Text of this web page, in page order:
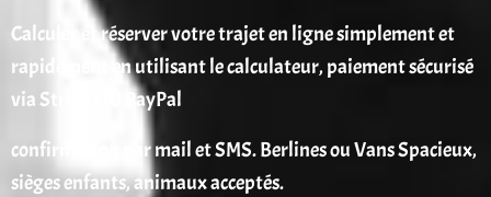
Calculer et réserver votre trajet en ligne simplement et
rapidement en utilisant le calculateur, paiement sécurisé
via Stripe OU PayPal
confirmation par mail et SMS. Berlines ou Vans Spacieux,
sièges enfants, animaux acceptés.